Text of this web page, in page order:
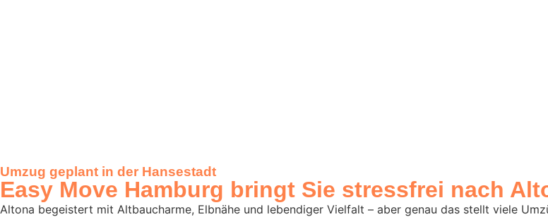
Umzug geplant in der Hansestadt
Easy Move Hamburg bringt Sie stressfrei nach
Altona begeistert mit Altbaucharme, Elbnähe und lebendiger Vielfalt – aber genau das stellt viele